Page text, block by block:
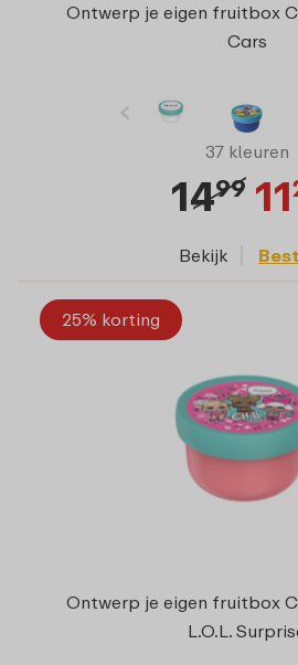
Ontwerp je eigen fruitbox
Cars
37 kleuren
1499 11
Bekijk
25% korting
Ontwerp je eigen fruitbox
L.O.L.